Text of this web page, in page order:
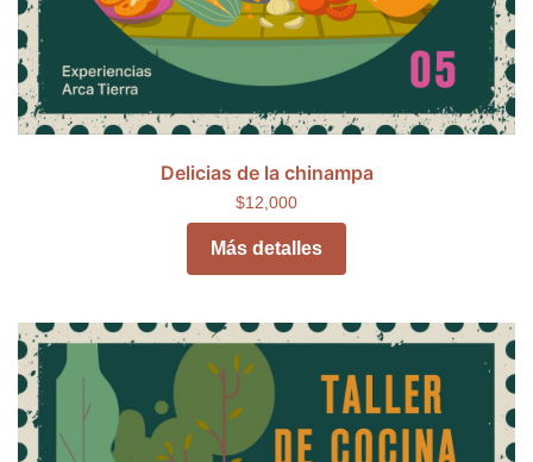
Delicias de la chinampa
$12,000
Más detalles